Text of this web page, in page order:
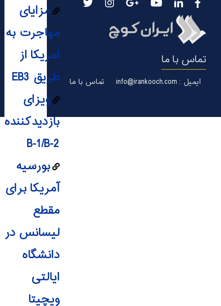
مزایای
مهاجرت به
امریکا از
طریق EB3
ویزای
بازدیدکننده
B-1/B-2
بورسیه
آمریکا برای
مقطع
لیسانس در
دانشگاه
ایالتی
ویچیتا
تماس با ما
ایمیل : info@irankooch.com تماس با ما